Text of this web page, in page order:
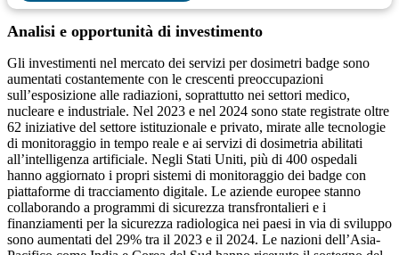
Analisi e opportunità di investimento
Gli investimenti nel mercato dei servizi per dosimetri badge sono
aumentati costantemente con le crescenti preoccupazioni
sull’esposizione alle radiazioni, soprattutto nei settori medico,
nucleare e industriale. Nel 2023 e nel 2024 sono state registrate oltre
62 iniziative del settore istituzionale e privato, mirate alle tecnologie
di monitoraggio in tempo reale e ai servizi di dosimetria abilitati
all’intelligenza artificiale. Negli Stati Uniti, più di 400 ospedali
hanno aggiornato i propri sistemi di monitoraggio dei badge con
piattaforme di tracciamento digitale. Le aziende europee stanno
collaborando a programmi di sicurezza transfrontalieri e i
finanziamenti per la sicurezza radiologica nei paesi in via di sviluppo
sono aumentati del 29% tra il 2023 e il 2024. Le nazioni dell’Asia-